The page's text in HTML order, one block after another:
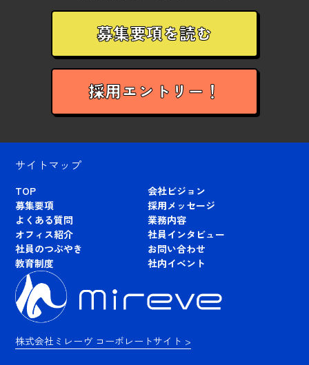
募集要項を読む
採用エントリー！
株式会社ミレーヴ コーポレートサイト >
サイトマップ
TOP
会社ビジョン
募集要項
採用メッセージ
よくある質問
業務内容
オフィス紹介
社員インタビュー
社員のつぶやき
お問い合わせ
教育制度
社内イベント